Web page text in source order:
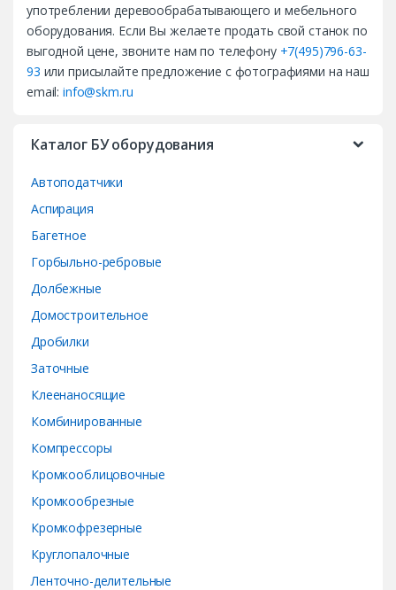
употреблении деревообрабатывающего и мебельного
оборудования. Если Вы желаете продать свой станок по
выгодной цене, звоните нам по телефону +7(495)796-63-
93 или присылайте предложение с фотографиями на наш
email:info@skm.ru
Каталог БУ оборудования
Автоподатчики
Аспирация
Багетное
Горбыльно-ребровые
Долбежные
Домостроительное
Дробилки
Заточные
Клеенаносящие
Комбинированные
Компрессоры
Кромкооблицовочные
Кромкообрезные
Кромкофрезерные
Круглопалочные
Ленточно-делительные